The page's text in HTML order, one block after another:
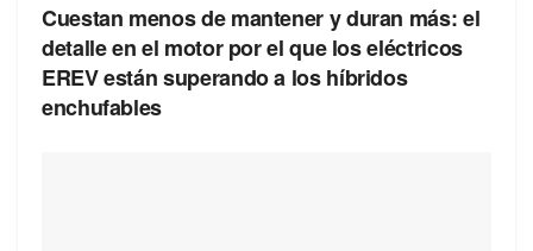
Cuestan menos de mantener y duran más: el
detalle en el motor por el que los eléctricos
EREV están superando a los híbridos
enchufables